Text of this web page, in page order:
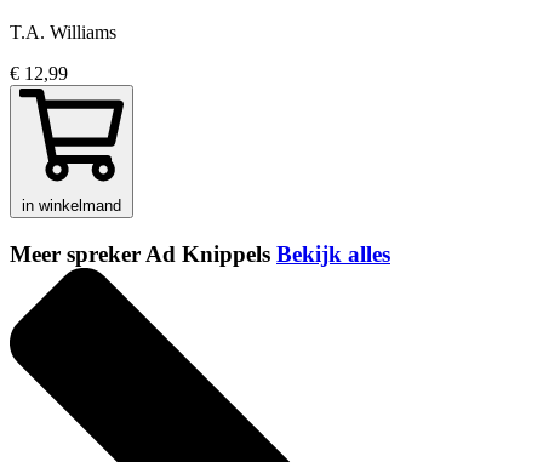
T.A. Williams
€ 12,99
in winkelmand
Meer spreker Ad Knippels Bekijk alles